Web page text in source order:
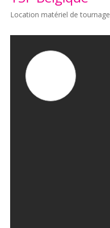
Location matériel de tournage